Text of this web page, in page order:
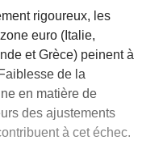
rigoureux, les
euro (Italie,
et Grèce) peinent à
de la
en matière de
des ajustements
à cet échec.